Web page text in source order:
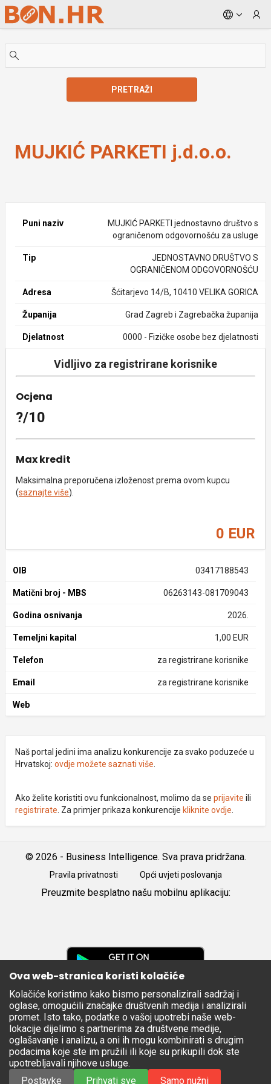
Skip to Main Content
PRETRAŽI
MUJKIĆ PARKETI j.d.o.o.
Puni naziv
MUJKIĆ PARKETI jednostavno društvo s
ograničenom odgovornošću za usluge
Tip
JEDNOSTAVNO DRUŠTVO S
OGRANIČENOM ODGOVORNOŠĆU
Adresa Šćitarjevo 14/B, 10410 VELIKA GORICA
Županija Grad Zagreb i Zagrebačka županija
Djelatnost 0000 - Fizičke osobe bez djelatnosti
Vidljivo za registrirane korisnike
Ocjena
?/10
Max kredit
Maksimalna preporučena izloženost prema ovom kupcu
(saznajte više).
0 EUR
OIB 03417188543
Matični broj - MBS 06263143-081709043
Godina osnivanja 2026.
Temeljni kapital 1,00 EUR
Telefon za registrirane korisnike
Email za registrirane korisnike
Web
Naš portal jedini ima analizu konkurencije za svako poduzeće u
Hrvatskoj: ovdje možete saznati više
Ako želite koristiti ovu funkcionalnost, molimo da se prijavite ili
registrirate . Za primjer prikaza konkurencije kliknite ovdje
© 2026 - Business Intelligence. Sva prava pridržana.
Pravila privatnosti Opći uvjeti poslovanja
Preuzmite besplatno našu mobilnu aplikaciju:
Apple
Store
Ova web-stranica koristi kolačiće
Kolačiće koristimo kako bismo personalizirali sadržaj i
oglase, omogućili značajke društvenih medija i analizirali
promet. Isto tako, podatke o vašoj upotrebi naše web-
lokacije dijelimo s partnerima za društvene medije,
oglašavanje i analizu, a oni ih mogu kombinirati s drugim
podacima koje ste im pružili ili koje su prikupili dok ste
upotrebljavali njihove usluge.
Postavke
Prihvati sve Samo nužni